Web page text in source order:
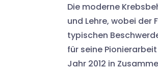
Die moderne
und Lehre, wobei der
typischen
für seine
Jahr 2012 in